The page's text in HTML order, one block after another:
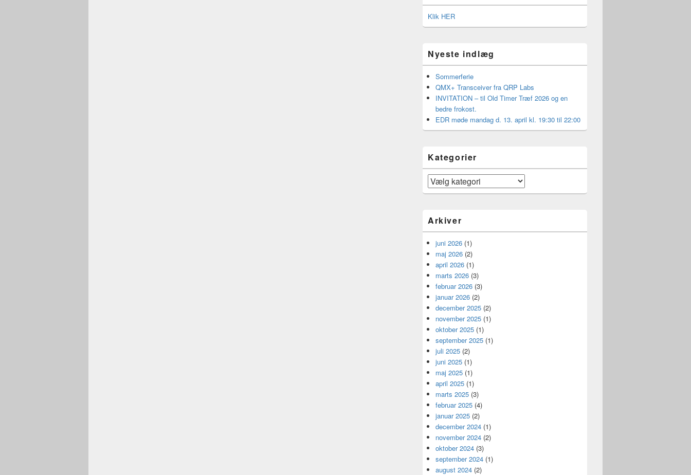
Klik HER
Nyeste indlæg
Sommerferie
QMX+ Transceiver fra QRP Labs
INVITATION – til Old Timer Træf 2026 og en
bedre frokost.
EDR møde mandag d. 13. april kl. 19:30 til 22:00
Kategorier
Kategorier
Arkiver
juni 2026 (1)
maj 2026 (2)
april 2026 (1)
marts 2026 (3)
februar 2026 (3)
januar 2026 (2)
december 2025 (2)
november 2025 (1)
oktober 2025 (1)
september 2025 (1)
juli 2025 (2)
juni 2025 (1)
maj 2025 (1)
april 2025 (1)
marts 2025 (3)
februar 2025 (4)
januar 2025 (2)
december 2024 (1)
november 2024 (2)
oktober 2024 (3)
september 2024 (1)
august 2024 (2)